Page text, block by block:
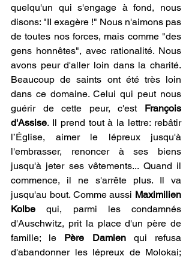
quelqu'un qui s'engage à fond, nous
disons: "II exagère !" Nous n'aimons pas
de toutes nos forces, mais comme "des
gens honnêtes", avec rationalité. Nous
avons peur d'aller loin dans la charité.
Beaucoup de saints ont été très loin
dans ce domaine. Celui qui peut nous
guérir de cette peur, c'est François
d'Assise. Il prend tout à la lettre: rebâtir
l’Église, aimer le lépreux jusqu'à
l'embrasser, renoncer à ses biens
jusqu'à jeter ses vêtements... Quand il
commence, il ne s'arrête plus. Il va
jusqu'au bout. Comme aussi Maximilien
Kolbe qui, parmi les condamnés
d'Auschwitz, prit la place d'un père de
famille; le Père Damien qui refusa
d'abandonner les lépreux de Molokai;